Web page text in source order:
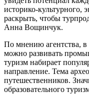
историко-культурного,
раскрыть, чтобы
Анна Вощинчук.
По мнению агентства,
можно развивать
туризм набирает
направление. Тема
путешественников.
образовательного